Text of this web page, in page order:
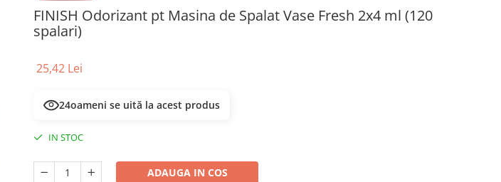
FINISH Odorizant pt Masina de Spalat Vase Fresh 2x4 ml (120
spalari)
25,42 Lei
24oameni se uită la acest produs
IN STOC
ADAUGA IN COS